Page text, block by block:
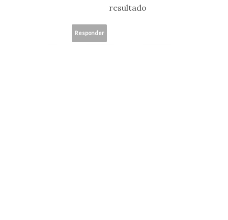
resultado
Responder